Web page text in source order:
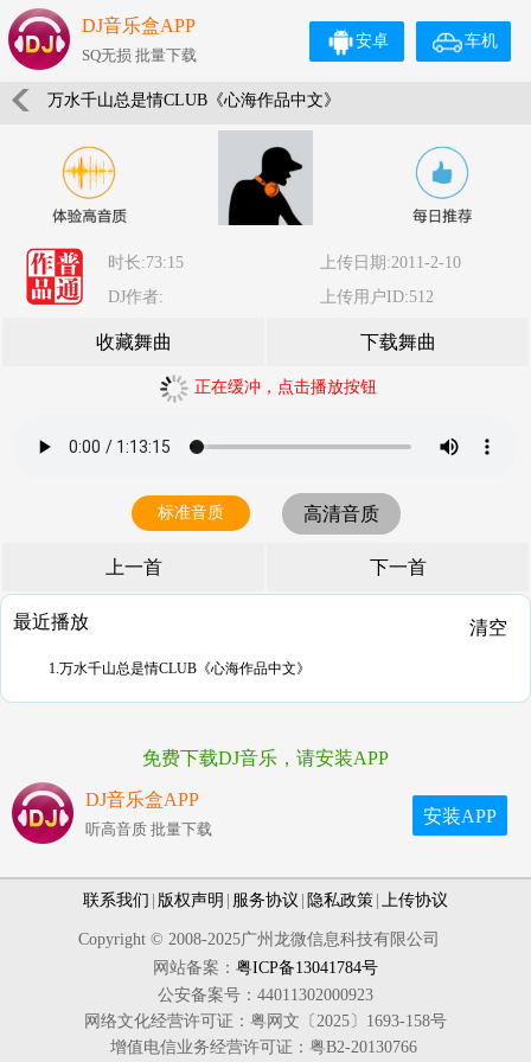
DJ音乐盒APP
SQ无损 批量下载
车机
安卓
万水千山总是情CLUB《心海作品中文》
时长:73:15
上传日期:2011-2-10
DJ作者:
上传用户ID:512
收藏舞曲 下载舞曲
正在缓冲，点击播放按钮
标准音质 高清音质
上一首 下一首
最近播放 清空
1.万水千山总是情CLUB《心海作品中文》
免费下载DJ音乐，请安装APP
DJ音乐盒APP
听高音质 批量下载
安装APP
联系我们 版权声明 服务协议 隐私政策 上传协议
Copyright © 2008-2025广州龙微信息科技有限公司
网站备案： 粤ICP备13041784号
公安备案号：44011302000923
网络文化经营许可证：粤网文〔2025〕1693-158号
增值电信业务经营许可证：粤B2-20130766